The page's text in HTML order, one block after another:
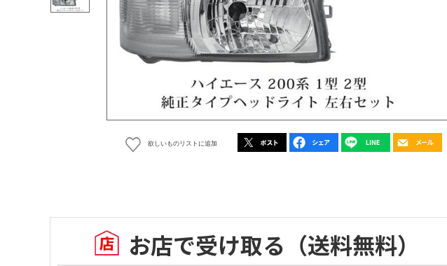
欲しいものリストに追加
お店で受け取る （送料無料）